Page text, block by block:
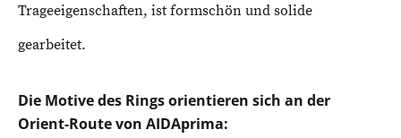
Trageeigenschaften, ist formschön und solide
gearbeitet.
Die Motive des Rings orientieren sich an der
Orient-Route von AIDAprima: